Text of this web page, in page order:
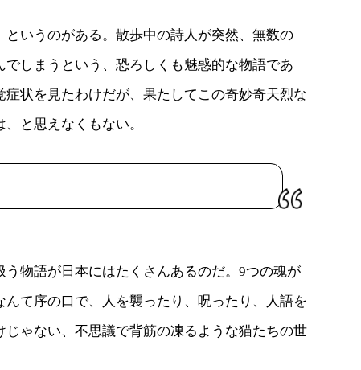
いうのがある。散歩中の詩人が突然、無数の
でしまうという、恐ろしくも魅惑的な物語であ
状を見たわけだが、果たしてこの奇妙奇天烈な
と思えなくもない。
物語が日本にはたくさんあるのだ。9つの魂が
て序の口で、人を襲ったり、呪ったり、人語を
ゃない、不思議で背筋の凍るような猫たちの世